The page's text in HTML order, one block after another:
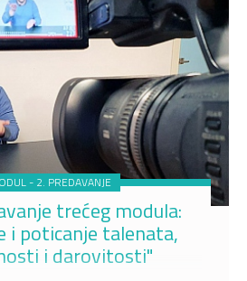
- 2. PREDAVANJE
i poticanje talenata,
i darovitosti"